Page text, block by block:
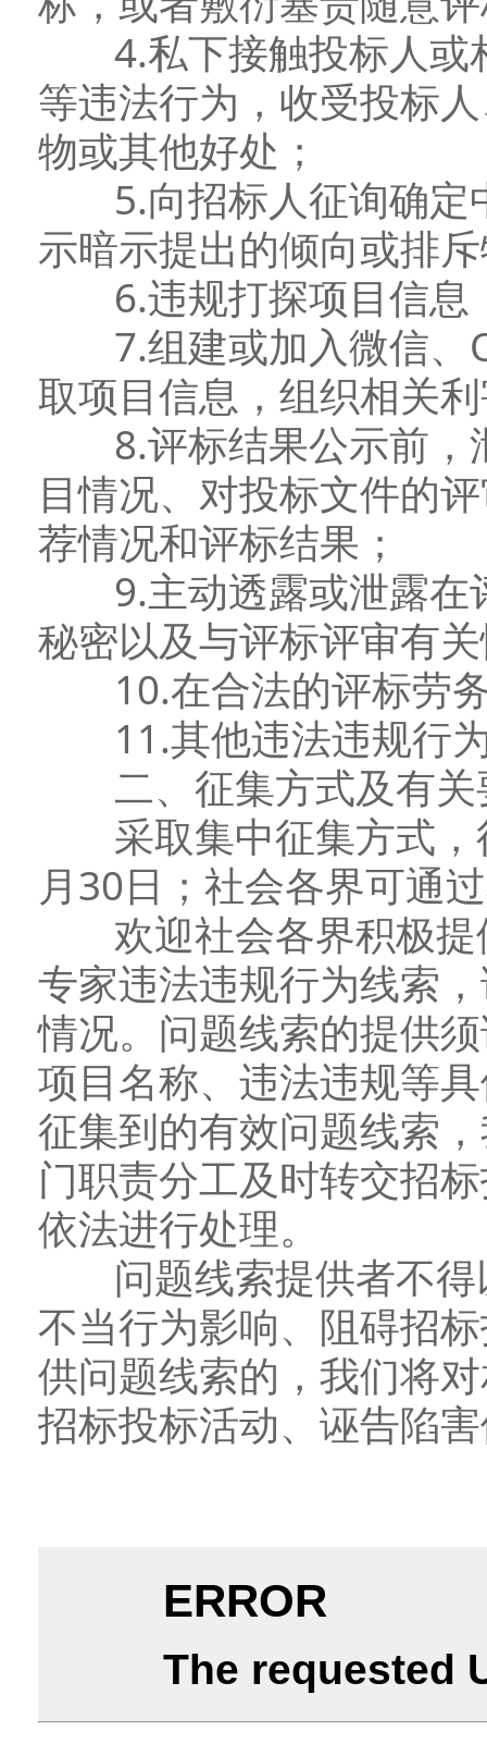
4.私下接触投标人或
等违法行为，收受投标
物或其他好处；
5.向招标人征询确定
示暗示提出的倾向或排
6.违规打探项目信息
7.组建或加入微信、
取项目信息，组织相关
8.评标结果公示前，
目情况、对投标文件的
荐情况和评标结果；
9.主动透露或泄露在
秘密以及与评标评审有
10.在合法的评标劳务
11.其他违法违规行
二、征集方式及有关
采取集中征集方式，
月30日；社会各界可通
欢迎社会各界积极提
专家违法违规行为线索
情况。问题线索的提供
项目名称、违法违规等
征集到的有效问题线索
门职责分工及时转交招
依法进行处理。
问题线索提供者不得
不当行为影响、阻碍招
供问题线索的，我们将
招标投标活动、诬告陷